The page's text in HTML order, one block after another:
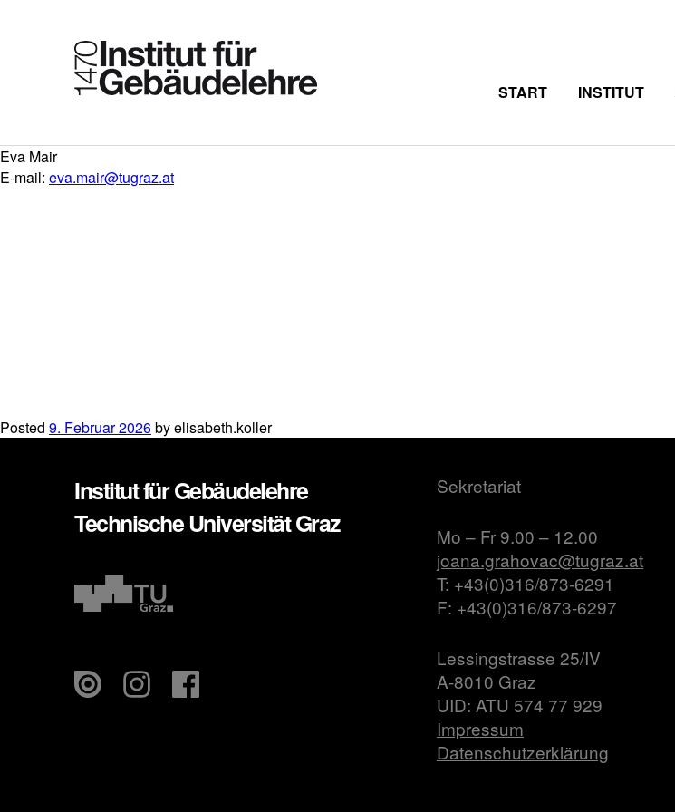
START INSTITUT
Eva Mair
E-mail: eva.mair@tugraz.at
Posted 9. Februar 2026byelisabeth.koller
Institut für Gebäudelehre
Technische Universität Graz
Sekretariat
Mo – Fr 9.00 – 12.00
joana.grahovac@tugraz.at
T: +43(0)316/873-6291
F: +43(0)316/873-6297
Lessingstrasse 25/IV
A-8010 Graz
UID: ATU 574 77 929
Impressum
Datenschutzerklärung